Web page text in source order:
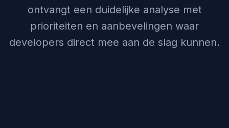
ontvangt een duidelijke analyse met
prioriteiten en aanbevelingen waar
developers direct mee aan de slag kunnen.